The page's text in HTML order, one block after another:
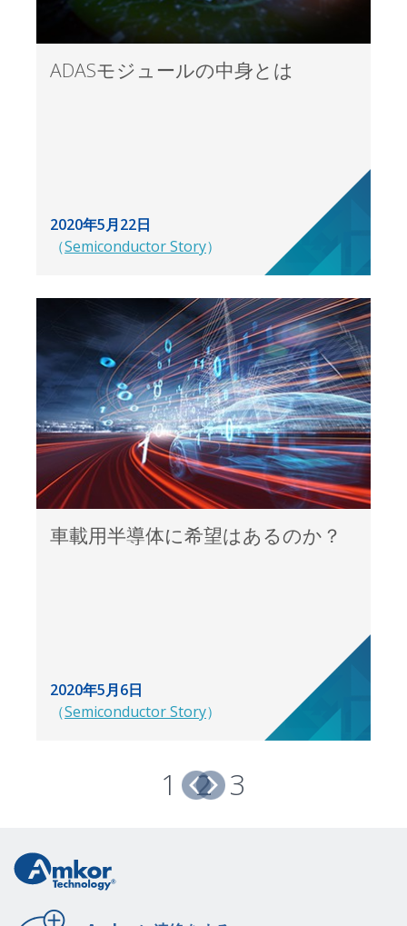
ADASモジュールの中身とは
2020年5月22日
（Semiconductor Story）
車載用半導体に希望はあるのか？
2020年5月6日
（Semiconductor Story）
1 2 3